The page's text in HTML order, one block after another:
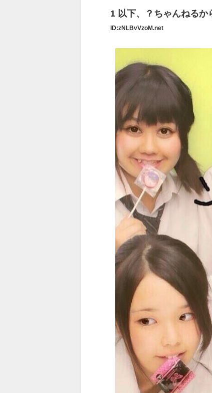
1 以下、？ちゃんねる
ID:zNLBvVzoM.net